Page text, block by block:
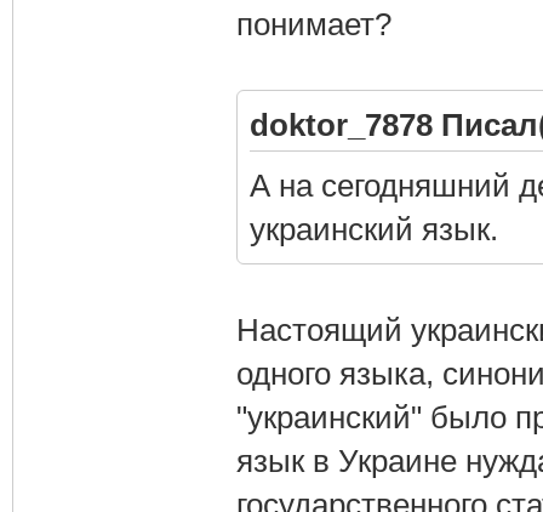
понимает?
doktor_7878
А на сегодняшний
украинский язык.
Настоящий
одного языка,
"украинский" было
язык в Украине
государственного